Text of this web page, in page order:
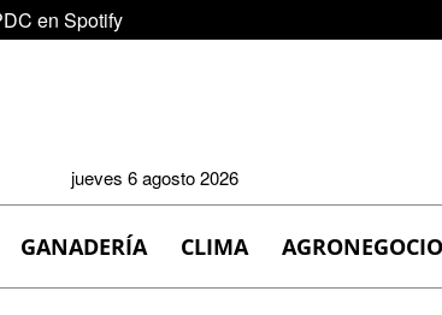
en Spotify
jueves 6 agosto 2026
GANADERÍA CLIMA